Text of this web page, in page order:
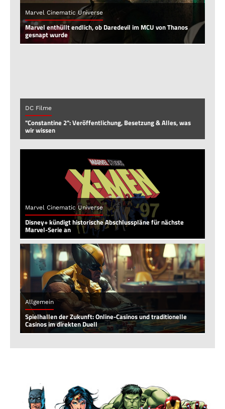
Marvel Cinematic Universe
Marvel enthüllt endlich, ob Daredevil im MCU von Thanos
gesnapt wurde
DC Filme
"Constantine 2": Veröffentlichung, Besetzung & Alles, was
wir wissen
Marvel Cinematic Universe
Disney+ kündigt historische Abschlusspläne für nächste
Marvel-Serie an
Allgemein
Spielhallen der Zukunft: Online-Casinos und traditionelle
Casinos im direkten Duell